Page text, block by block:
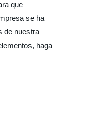
que
se ha
de nuestra
haga